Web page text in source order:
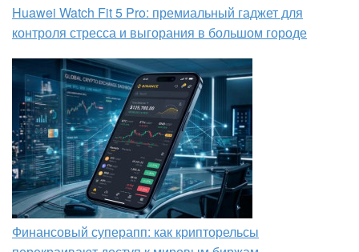
Huawei Watch Fit 5 Pro: премиальный гаджет для
контроля стресса и выгорания в большом городе
Финансовый суперапп: как крипторельсы